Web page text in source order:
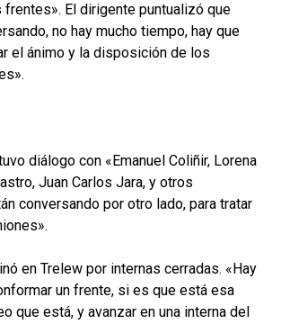
El dirigente puntualizó que
no hay mucho tiempo, hay que
el ánimo y la disposición de los
diálogo con «Emanuel Coliñir, Lorena
Juan Carlos Jara, y otros
conversando por otro lado, para tratar
en Trelew por internas cerradas. «Hay
un frente, si es que está esa
que está, y avanzar en una interna del